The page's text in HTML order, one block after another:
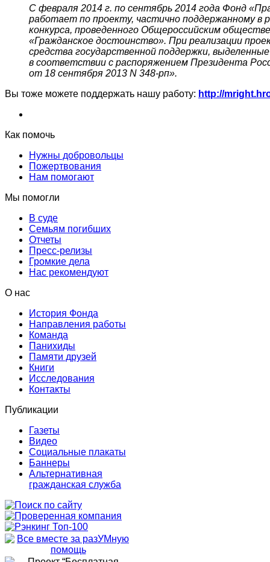
С февраля 2014 г. по сентябрь 2014 года Фонд
работает по проекту, частично поддержанному в
конкурса, проведенного Общероссийским
«Гражданское достоинство». При реализации
средства государственной поддержки,
в соответствии с распоряжением Президента
от 18 сентября 2013 N 348-рп».
Вы тоже можете поддержать нашу работу: http://
Как помочь
Нужны добровольцы
Пожертвования
Нам помогают
Мы помогли
В суде
Семьям погибших
Отчеты
Пресс-релизы
Громкие дела
Нас рекомендуют
О нас
История Фонда
Направления работы
Команда
Панихиды
Памяти друзей
Книги
Исследования
Контакты
Публикации
Газеты
Видео
Социальные плакаты
Баннеры
Альтернативная
гражданская служба